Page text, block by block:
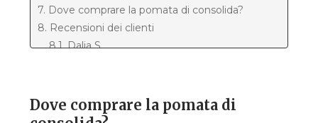
7. Dove comprare la pomata di consolida?
8. Recensioni dei clienti
8.1. Dalia S.
8.4. Martina K.
8.5. Ozren P.
Dove comprare la pomata di